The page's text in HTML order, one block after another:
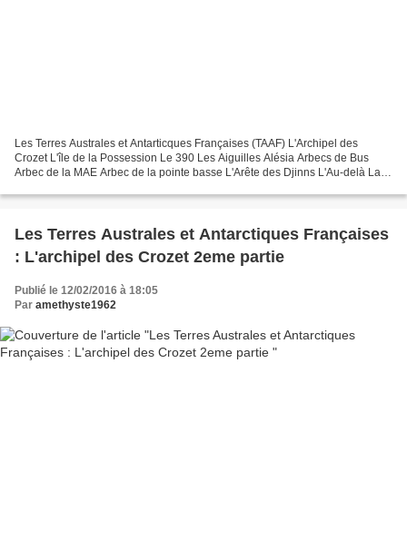
Les Terres Australes et Antarticques Françaises (TAAF) L'Archipel des
Crozet L'île de la Possession Le 390 Les Aiguilles Alésia Arbecs de Bus
Arbec de la MAE Arbec de la pointe basse L'Arête des Djinns L'Au-delà La
Les Terres Australes et Antarctiques Françaises
: L'archipel des Crozet 2eme partie
Publié le 12/02/2016 à 18:05
Par amethyste1962